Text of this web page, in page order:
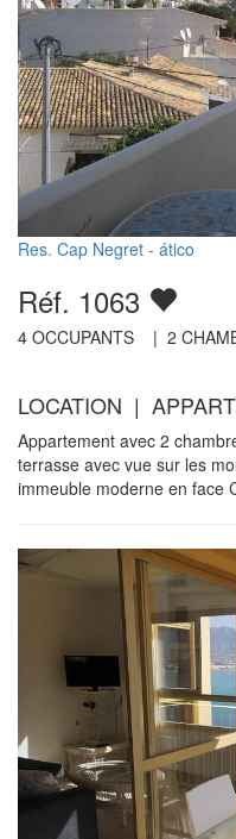
Res. Cap Negret - ático
Réf. 1063
4 OCCUPANTS | 2
LOCATION |
Appartement avec 2
terrasse avec vue sur les
immeuble moderne en face